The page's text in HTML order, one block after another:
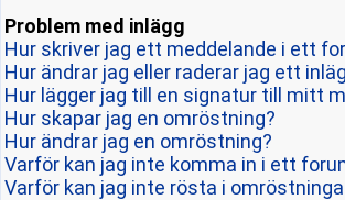
Problem med inlägg
Hur skriver jag ett meddelande i ett
Hur ändrar jag eller raderar jag ett
Hur lägger jag till en signatur till mitt
Hur skapar jag en omröstning?
Hur ändrar jag en omröstning?
Varför kan jag inte komma in i ett
Varför kan jag inte rösta i